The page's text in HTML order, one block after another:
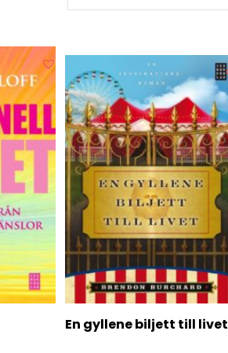
En gyllene biljett till livet